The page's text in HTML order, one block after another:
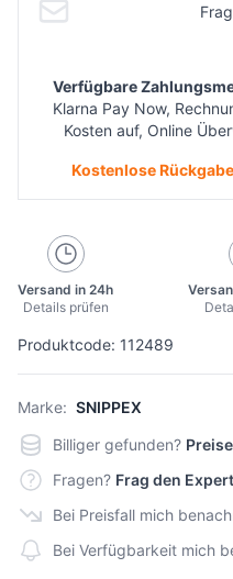
Produktcode: 112489
Marke: SNIPPEX
Verfügbare
Klarna Pay Now,
Kosten auf, Online
Kostenlose
Versand in 24h
Details prüfen
Billiger gefunden?
Fragen? Frag den
Bei Preisfall mich
Bei Verfügbarkeit mich